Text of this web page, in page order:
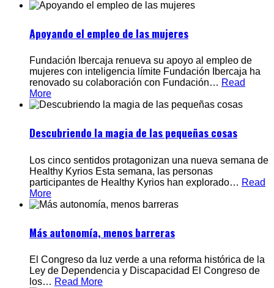
Apoyando el empleo de las mujeres
Fundación Ibercaja renueva su apoyo al empleo de
mujeres con inteligencia límite Fundación Ibercaja ha
renovado su colaboración con Fundación… Read
More
Descubriendo la magia de las pequeñas cosas
Los cinco sentidos protagonizan una nueva semana de
Healthy Kyrios Esta semana, las personas
participantes de Healthy Kyrios han explorado… Read
More
Más autonomía, menos barreras
El Congreso da luz verde a una reforma histórica de la
Ley de Dependencia y Discapacidad El Congreso de
los… Read More